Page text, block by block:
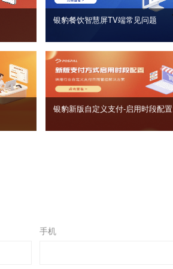
银豹餐饮智慧屏TV端常见问题
银豹新版自定义支付‑启用时段配置
手机